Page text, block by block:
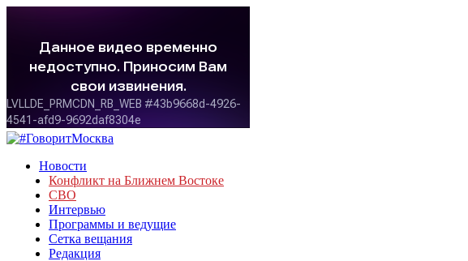
Новости
Конфликт на Ближнем Востоке
СВО
Интервью
Программы и ведущие
Сетка вещания
Редакция